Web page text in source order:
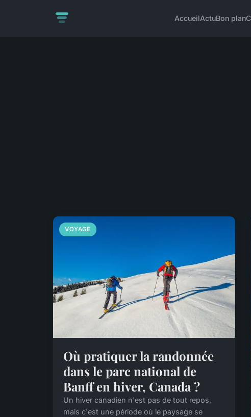
AccueilActuBon plan
VOYAGE
Où pratiquer la randonnée
dans le parc national de
Banff en hiver, Canada ?
Un hiver canadien n'est pas de tout repos,
mais c'est une période où le paysage se